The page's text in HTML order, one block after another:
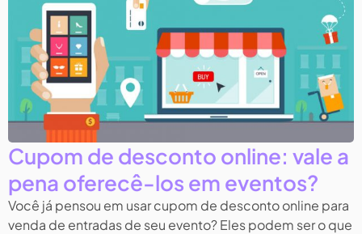
Cupom de desconto online: vale a
pena oferecê-los em eventos?
Você já pensou em usar cupom de desconto online para
venda de entradas de seu evento? Eles podem ser o que